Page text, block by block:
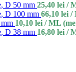
D 50 mm 25,40 lei /
D 100 mm 66,10 lei /
10,10 lei / ML
D 38 mm 16,80 lei /